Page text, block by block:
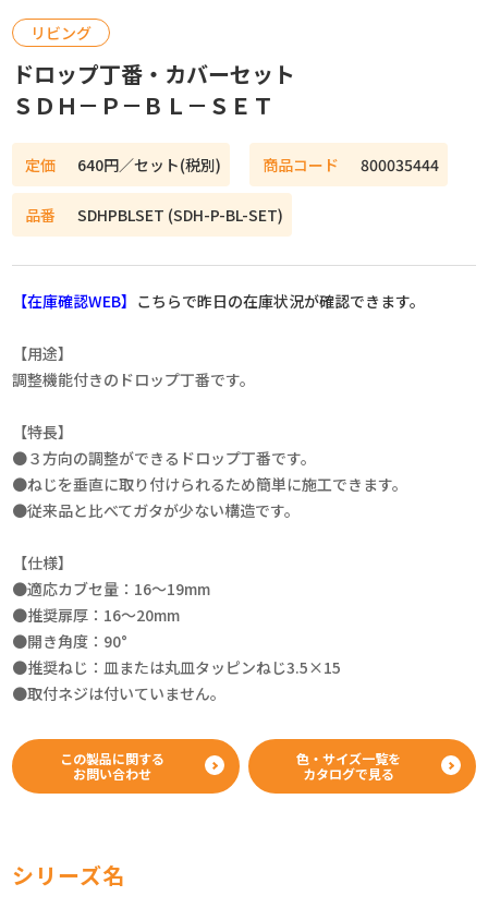
リビング
ドロップ丁番・カバーセット
ＳＤＨ－Ｐ－ＢＬ－ＳＥＴ
定価 640円／セット(税別) 商品コード 800035444
品番 SDHPBLSET (SDH-P-BL-SET)
【在庫確認WEB】 こちらで昨日の在庫状況が確認できます。
【用途】
調整機能付きのドロップ丁番です。
【特長】
●３方向の調整ができるドロップ丁番です。
●ねじを垂直に取り付けられるため簡単に施工できます。
●従来品と比べてガタが少ない構造です。
【仕様】
●適応カブセ量：16～19mm
●推奨扉厚：16～20mm
●開き角度：90°
●推奨ねじ：皿または丸皿タッピンねじ3.5×15
●取付ネジは付いていません。
この製品に関する
お問い合わせ
色・サイズ一覧を
カタログで見る
シリーズ名